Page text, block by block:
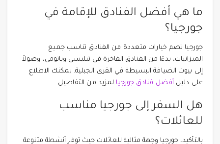
ما هي أفضل الفنادق للإقامة في
جورجيا؟
جورجيا تضم خيارات متعددة من الفنادق تناسب جميع
الميزانيات، بدءًا من الفنادق الفاخرة في تبليسي وباتومي، وصولاً
إلى بيوت الضيافة البسيطة في القرى الجبلية. يمكنك الاطلاع
على دليل أفضل فنادق جورجيا لمزيد من التفاصيل.
هل السفر إلى جورجيا مناسب
للعائلات؟
بالتأكيد، جورجيا وجهة مثالية للعائلات حيث توفر أنشطة متنوعة